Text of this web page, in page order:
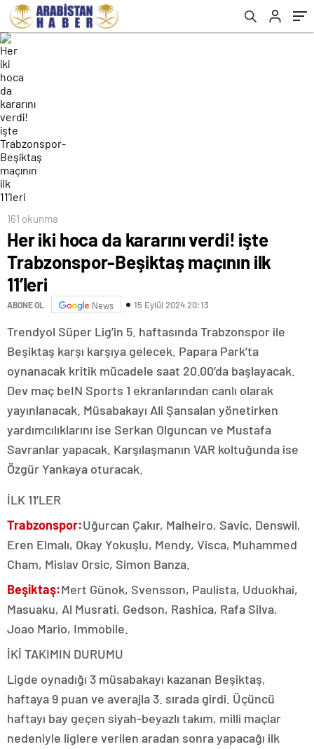
161 okunma
Her iki hoca da kararını verdi! işte
Trabzonspor-Beşiktaş maçının ilk
11’leri
ABONE OL News 15 Eylül 2024 20:13
Trendyol Süper Lig’in 5. haftasında Trabzonspor ile
Beşiktaş karşı karşıya gelecek. Papara Park’ta
oynanacak kritik mücadele saat 20.00’da başlayacak.
Dev maç beIN Sports 1 ekranlarından canlı olarak
yayınlanacak. Müsabakayı Ali Şansalan yönetirken
yardımcılıklarını ise Serkan Olguncan ve Mustafa
Savranlar yapacak. Karşılaşmanın VAR koltuğunda ise
Özgür Yankaya oturacak.
İLK 11’LER
Trabzonspor:Uğurcan Çakır, Malheiro, Savic, Denswil,
Eren Elmalı, Okay Yokuşlu, Mendy, Visca, Muhammed
Cham, Mislav Orsic, Simon Banza.
Beşiktaş:Mert Günok, Svensson, Paulista, Uduokhai,
Masuaku, Al Musrati, Gedson, Rashica, Rafa Silva,
Joao Mario, Immobile.
İKİ TAKIMIN DURUMU
Ligde oynadığı 3 müsabakayı kazanan Beşiktaş,
haftaya 9 puan ve averajla 3. sırada girdi. Üçüncü
haftayı bay geçen siyah-beyazlı takım, milli maçlar
nedeniyle liglere verilen aradan sonra yapacağı ilk